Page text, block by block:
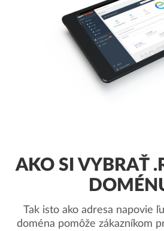
AKO SI VYBRAŤ
Tak isto ako adresa napovie
doména pomôže zákazníkom